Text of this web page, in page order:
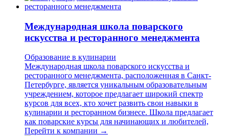
Международная школа поварского
искусства и ресторанного менеджмента
Образование в кулинарии
Международная школа поварского искусства и
ресторанного менеджмента, расположенная в Санкт-
Петербурге, является уникальным образовательным
учреждением, которое предлагает широкий спектр
курсов для всех, кто хочет развить свои навыки в
кулинарии и ресторанном бизнесе. Школа предлагает
как поварские курсы для начинающих и любителей,
Перейти к компании →